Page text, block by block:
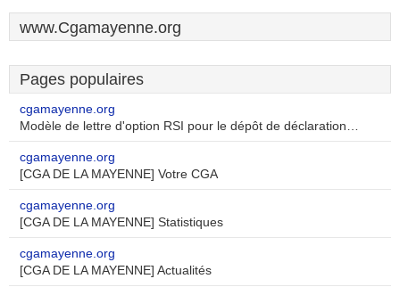
www.Cgamayenne.org
Pages populaires
cgamayenne.org
Modèle de lettre d'option RSI pour le dépôt de déclaration…
cgamayenne.org
[CGA DE LA MAYENNE] Votre CGA
cgamayenne.org
[CGA DE LA MAYENNE] Statistiques
cgamayenne.org
[CGA DE LA MAYENNE] Actualités